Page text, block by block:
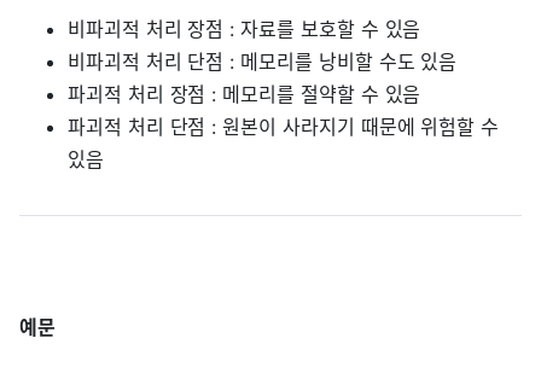
비파괴적 처리 장점 : 자료를 보호할 수 있음
비파괴적 처리 단점 : 메모리를 낭비할 수도 있음
파괴적 처리 장점 : 메모리를 절약할 수 있음
파괴적 처리 단점 : 원본이 사라지기 때문에 위험할 수
있음
예문